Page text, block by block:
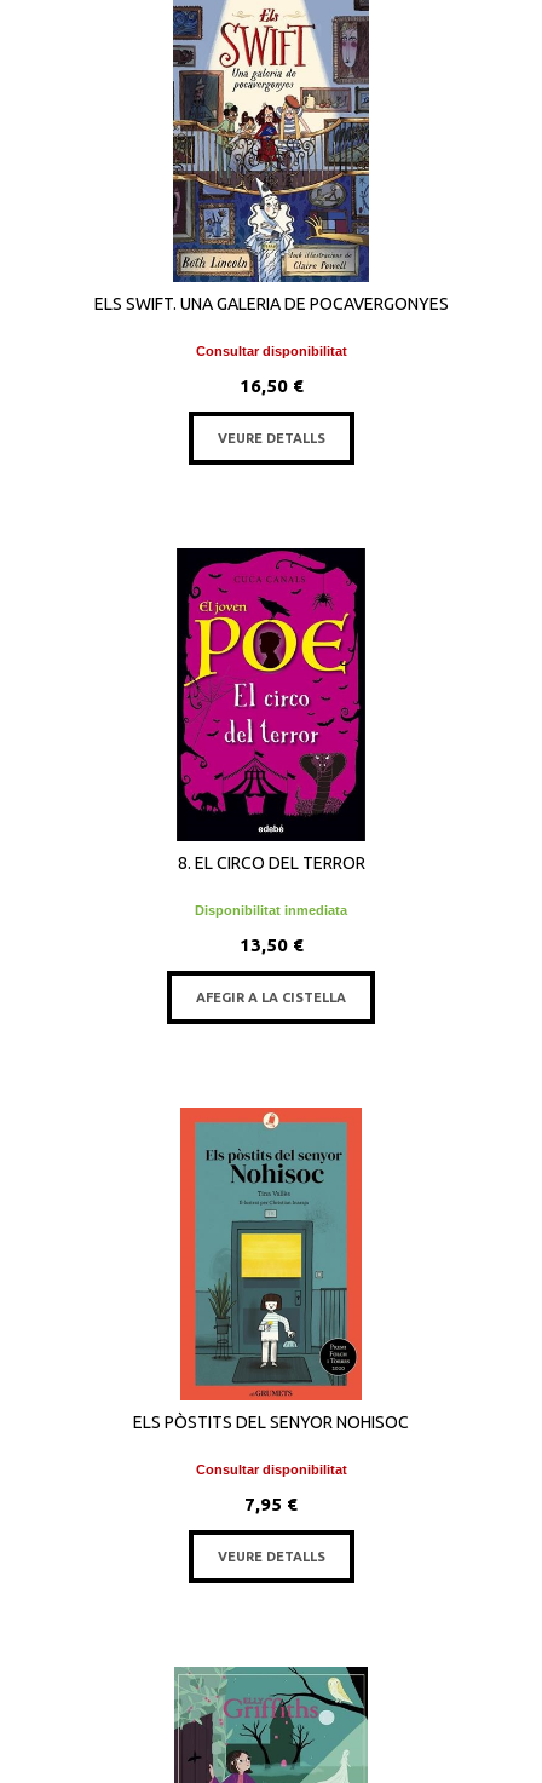
ELS SWIFT. UNA GALERIA DE POCAVERGONYES
Consultar disponibilitat
16,50 €
VEURE DETALLS
8. EL CIRCO DEL TERROR
Disponibilitat inmediata
13,50 €
AFEGIR A LA CISTELLA
ELS PÒSTITS DEL SENYOR NOHISOC
Consultar disponibilitat
7,95 €
VEURE DETALLS